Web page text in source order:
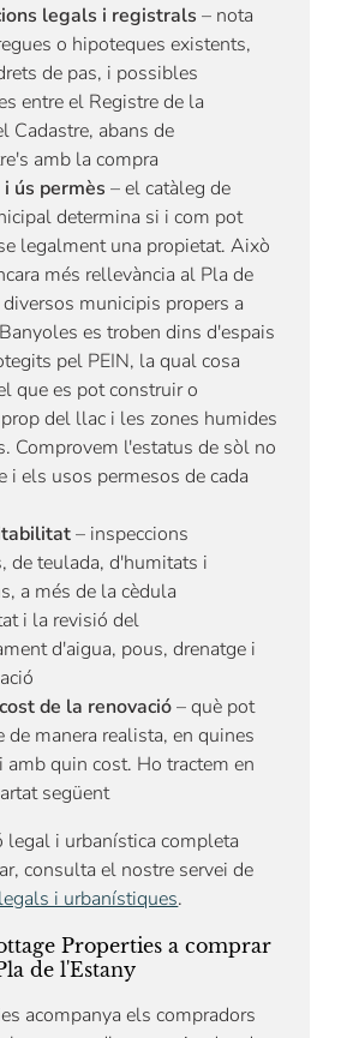
legals i registrals – nota
o hipoteques existents,
de pas, i possibles
entre el Registre de la
Cadastre, abans de
amb la compra
ús permès – el catàleg de
determina si i com pot
legalment una propietat. Això
més rellevància al Pla de
municipis propers a
es troben dins d'espais
pel PEIN, la qual cosa
que es pot construir o
del llac i les zones humides
Comprovem l'estatus de sòl no
i els usos permesos de cada
– inspeccions
de teulada, d'humitats i
a més de la cèdula
i la revisió del
d'aigua, pous, drenatge i
de la renovació– què pot
de manera realista, en quines
amb quin cost. Ho tractem en
següent
legal i urbanística completa
consulta el nostre servei de
i urbanístiques.
Properties a comprar
de l'Estany
acompanya els compradors